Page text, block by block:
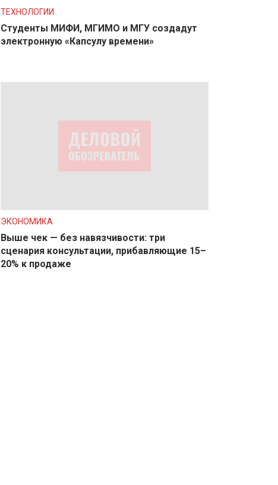
ТЕХНОЛОГИИ
Студенты МИФИ, МГИМО и МГУ создадут
электронную «Капсулу времени»
ЭКОНОМИКА
Выше чек — без навязчивости: три
сценария консультации, прибавляющие 15–
20% к продаже